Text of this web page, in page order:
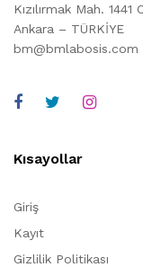
Kızılırmak Mah.
Ankara – TÜRKİYE
bm@bmlabosis.com
Kısayollar
Giriş
Kayıt
Gizlilik Politikası